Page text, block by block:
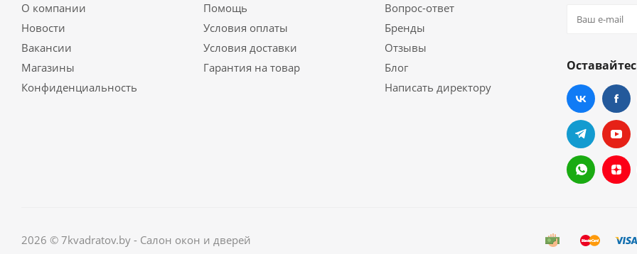
О компании
Новости
Вакансии
Магазины
Конфиденциальность
Помощь
Условия оплаты
Условия доставки
Гарантия на товар
Вопрос-ответ
Бренды
Отзывы
Блог
Написать директору
2026 © 7kvadratov.by - Салон окон и дверей